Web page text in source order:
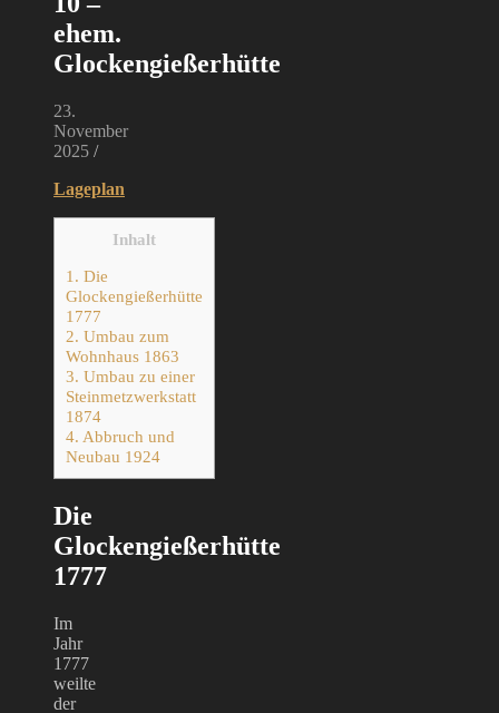
ehem.
Glockengießerhütte
23.
November
2025 /
Lageplan
Inhalt
1. Die
Glockengießerhütte
1777
2. Umbau zum
Wohnhaus 1863
3. Umbau zu einer
Steinmetzwerkstatt
1874
4. Abbruch und
Neubau 1924
Die
Glockengießerhütte
1777
Im
Jahr
1777
weilte
der